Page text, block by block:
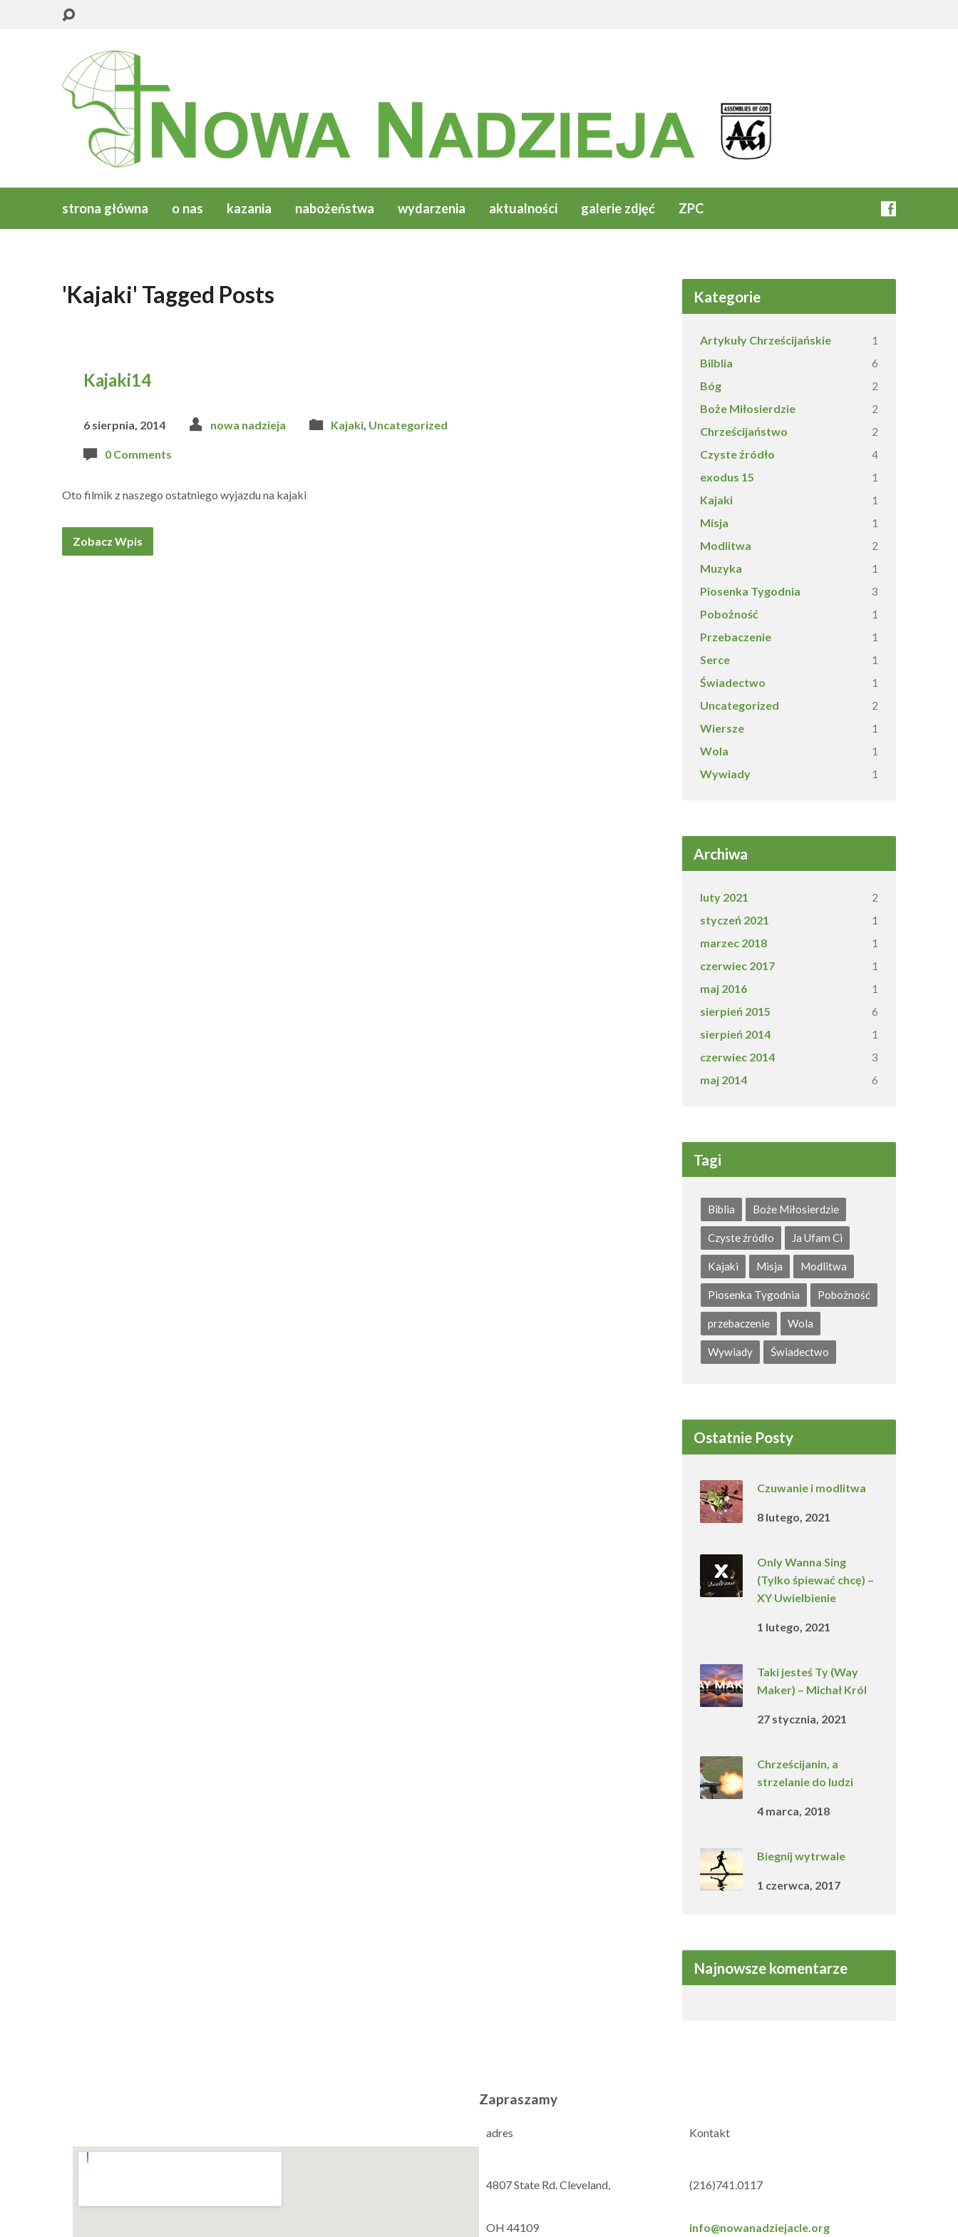
strona główna o nas kazania nabożeństwa wydarzenia aktualności galerie zdjęć ZPC
'Kajaki' Tagged Posts
Kajaki14
6 sierpnia, 2014 nowa nadzieja Kajaki, Uncategorized
0 Comments
Oto filmik z naszego ostatniego wyjazdu na kajaki
Zobacz Wpis
Kategorie
Artykuły Chrześcijańskie 1
Bilblia 6
Bóg 2
Boże Miłosierdzie 2
Chrześcijaństwo 2
Czyste źródło 4
exodus 15 1
Kajaki 1
Misja 1
Modlitwa 2
Muzyka 1
Piosenka Tygodnia 3
Pobożność 1
Przebaczenie 1
Serce 1
Świadectwo 1
Uncategorized 2
Wiersze 1
Wola 1
Wywiady 1
Archiwa
luty 2021 2
styczeń 2021 1
marzec 2018 1
czerwiec 2017 1
maj 2016 1
sierpień 2015 6
sierpień 2014 1
czerwiec 2014 3
maj 2014 6
Tagi
Biblia Boże Miłosierdzie
Czyste źródło Ja Ufam Ci
Kajaki Misja Modlitwa
Piosenka Tygodnia Pobożność
przebaczenie Wola
Wywiady Świadectwo
Ostatnie Posty
Czuwanie i modlitwa
8 lutego, 2021
Only Wanna Sing
(Tylko śpiewać chcę) –
XY Uwielbienie
1 lutego, 2021
Taki jesteś Ty (Way
Maker) – Michał Król
27 stycznia, 2021
Chrześcijanin, a
strzelanie do ludzi
4 marca, 2018
Biegnij wytrwale
1 czerwca, 2017
Najnowsze komentarze
Zapraszamy
adres
4807 State Rd. Cleveland,
OH 44109
Kontakt
(216)741.0117
info@nowanadziejacle.org